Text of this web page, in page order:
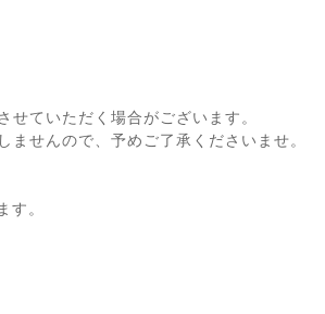
ていただく場合がございます。
せんので、予めご了承くださいませ。
す。